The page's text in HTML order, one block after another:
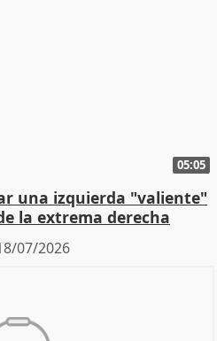
05:05
una izquierda "valiente"
la extrema derecha
07/2026